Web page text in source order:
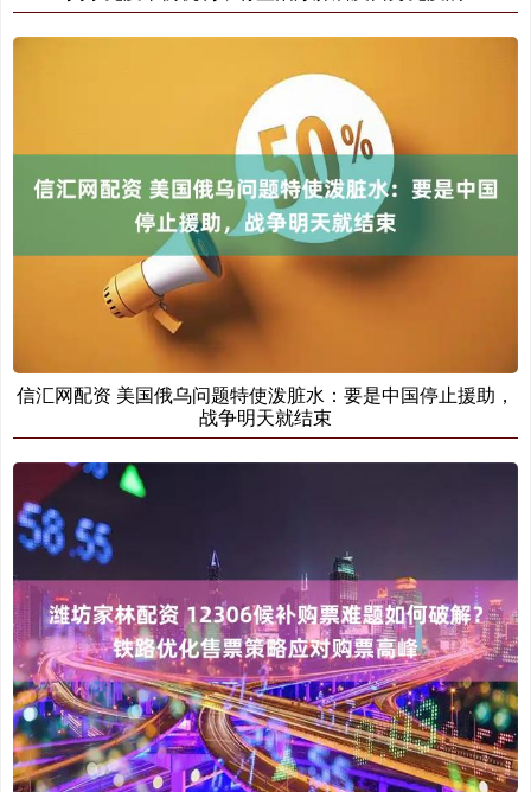
信汇网配资 美国俄乌问题特使泼脏水：要是中国停止援助，
战争明天就结束